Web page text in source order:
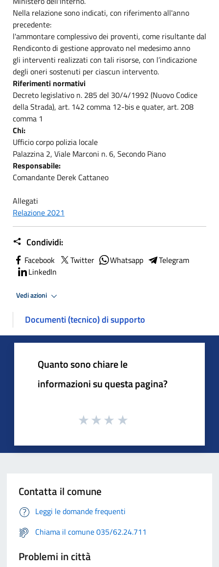
Nella relazione sono indicati, con riferimento all'anno
precedente:
l'ammontare complessivo dei proventi, come risultante dal
Rendiconto di gestione approvato nel medesimo anno
gli interventi realizzati con tali risorse, con l’indicazione
degli oneri sostenuti per ciascun intervento.
Riferimenti normativi
Decreto legislativo n. 285 del 30/4/1992 (Nuovo Codice
della Strada), art. 142 comma 12-bis e quater, art. 208
comma 1
Chi:
Ufficio corpo polizia locale
Palazzina 2, Viale Marconi n. 6, Secondo Piano
Responsabile:
Comandante Derek Cattaneo
Allegati
Relazione 2021
Condividi:
Facebook Twitter Whatsapp
Telegram
LinkedIn
Vedi azioni
Documenti (tecnico) di supporto
Quanto sono chiare le
informazioni su questa pagina?
Contatta il comune
Leggi le domande frequenti
Chiama il comune 035/62.24.711
Problemi in città